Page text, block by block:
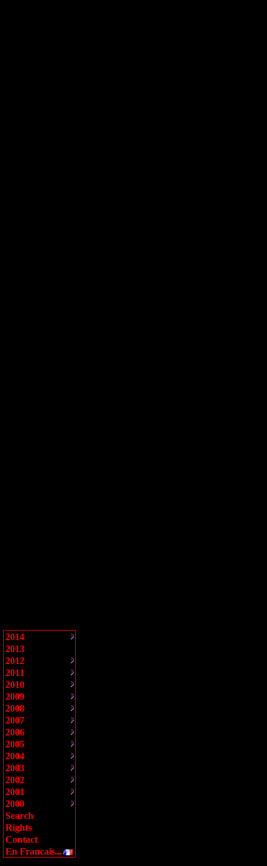
2014
2013
2012
2011
2010
2009
2008
2007
2006
2005
2004
2003
2002
2001
2000
Search
Rights
Contact
En Francais...